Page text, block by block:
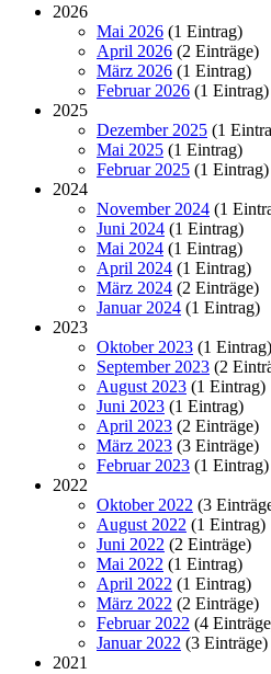
2026
Mai 2026 (1 Eintrag)
April 2026 (2 Einträge)
März 2026 (1 Eintrag)
Februar 2026 (1 Eintrag)
2025
Dezember 2025 (1
Mai 2025 (1 Eintrag)
Februar 2025 (1 Eintrag)
2024
November 2024 (1
Juni 2024 (1 Eintrag)
Mai 2024 (1 Eintrag)
April 2024 (1 Eintrag)
März 2024 (2 Einträge)
Januar 2024 (1 Eintrag)
2023
Oktober 2023 (1 Eintrag)
September 2023 (2
August 2023 (1 Eintrag)
Juni 2023 (1 Eintrag)
April 2023 (2 Einträge)
März 2023 (3 Einträge)
Februar 2023 (1 Eintrag)
2022
Oktober 2022 (3
August 2022 (1 Eintrag)
Juni 2022 (2 Einträge)
Mai 2022 (1 Eintrag)
April 2022 (1 Eintrag)
März 2022 (2 Einträge)
Februar 2022 (4
Januar 2022 (3 Einträge)
2021